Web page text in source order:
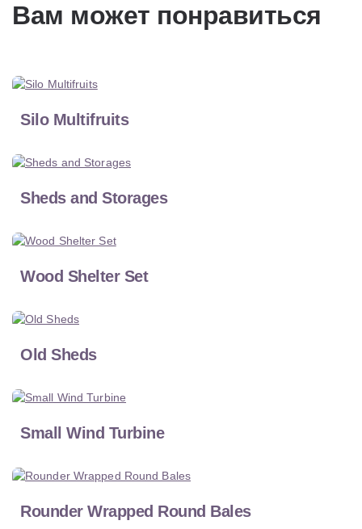
Вам может понравиться
Silo Multifruits
Sheds and Storages
Wood Shelter Set
Old Sheds
Small Wind Turbine
Rounder Wrapped Round Bales